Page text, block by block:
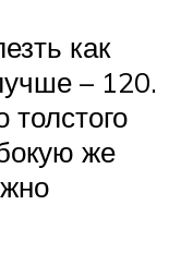
как
– 120.
же